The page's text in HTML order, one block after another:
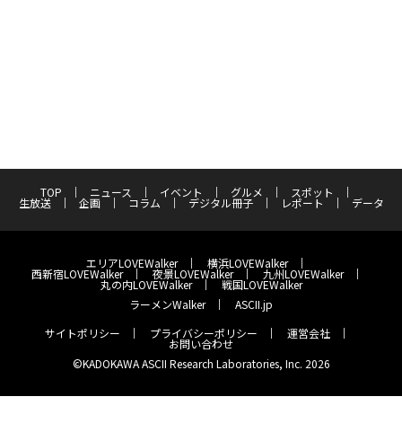
TOP ニュース イベント グルメ スポット
生放送 企画 コラム デジタル冊子 レポート データ
エリアLOVEWalker 横浜LOVEWalker
西新宿LOVEWalker 夜景LOVEWalker 九州LOVEWalker
丸の内LOVEWalker
戦国LOVEWalker
ラーメンWalker
ASCII.jp
サイトポリシー
プライバシーポリシー 運営会社
お問い合わせ
©KADOKAWA ASCII Research Laboratories, Inc. 2026